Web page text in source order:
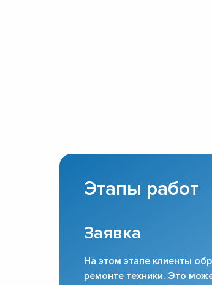
Этапы работ
Заявка
На этом этапе клиенты
ремонте техники. Это